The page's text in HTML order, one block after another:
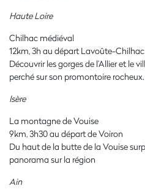
Haute Loire
Chilhac médiéval
12km, 3h au départ Lavoûte-Chilhac
Découvrir les gorges de l’Allier et le
perché sur son promontoire rocheux.
Isère
La montagne de Vouise
9km, 3h30 au départ de Voiron
Du haut de la butte de la Vouise
panorama sur la région
Ain